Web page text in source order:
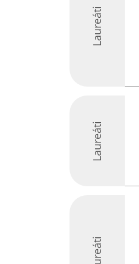
Laureáti
Laureáti